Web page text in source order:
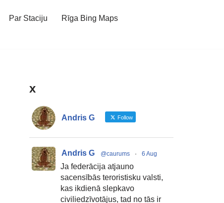
Par Staciju
Rīga Bing Maps
x
Andris G Follow
Andris G @caurums · 6 Aug
Ja federācija atjauno
sacensībās teroristisku valsti,
kas ikdienā slepkavo
civiliedzīvotājus, tad no tās ir